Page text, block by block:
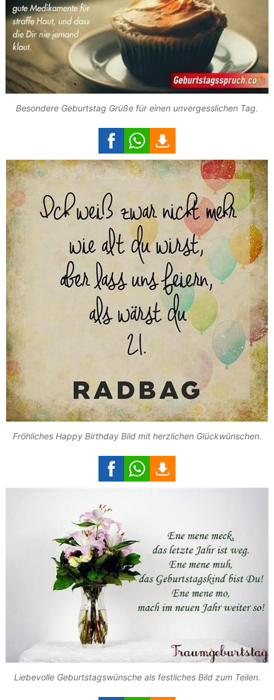
Besondere Geburtstag Grüße für einen unvergesslichen Tag.
Fröhliches Happy Birthday Bild mit herzlichen Glückwünschen.
Liebevolle Geburtstagswünsche als festliches Bild zum Teilen.